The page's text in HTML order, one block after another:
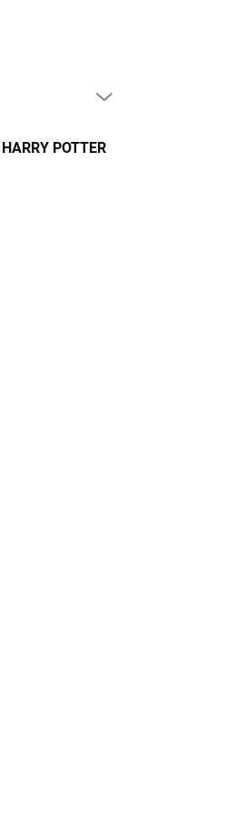
HARRY POTTER